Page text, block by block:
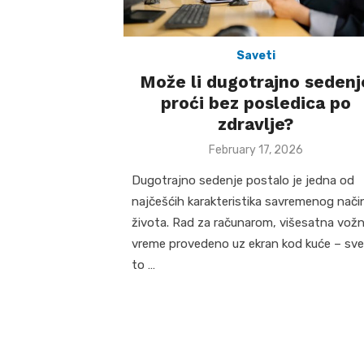
Saveti
Može li dugotrajno
proći bez posledica po
zdravlje?
Posted
February 17, 2026
Dugotrajno sedenje postalo je jedna od
najčešćih karakteristika savremenog
života. Rad za računarom, višesatna
vreme provedeno uz ekran kod kuće – sve
to …